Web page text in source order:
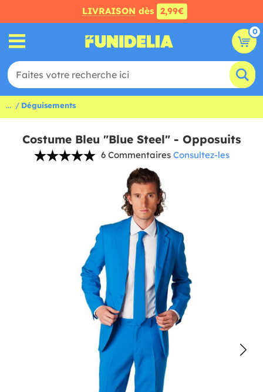
LIVRAISON dès 2,99€
0
... Déguisements
Costume Bleu "Blue Steel" - Opposuits
6 Commentaires Consultez-les